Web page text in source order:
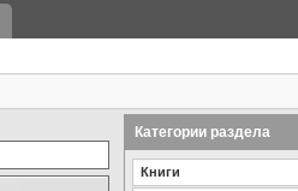
Категории раздела
Книги